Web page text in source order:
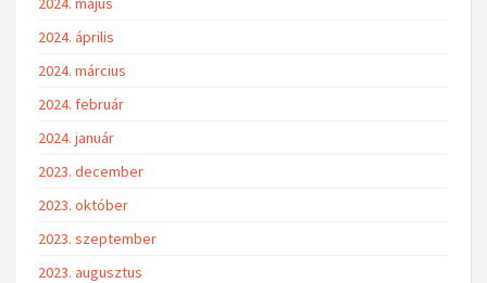
2024. április
2024. március
2024. február
2024. január
2023. december
2023. október
2023. szeptember
2023. augusztus